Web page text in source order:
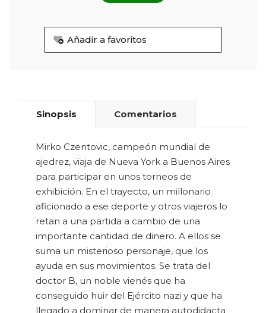
Añadir a favoritos
Sinopsis Comentarios
Mirko Czentovic, campeón mundial de
ajedrez, viaja de Nueva York a Buenos Aires
para participar en unos torneos de
exhibición. En el trayecto, un millonario
aficionado a ese deporte y otros viajeros lo
retan a una partida a cambio de una
importante cantidad de dinero. A ellos se
suma un misterioso personaje, que los
ayuda en sus movimientos. Se trata del
doctor B, un noble vienés que ha
conseguido huir del Ejército nazi y que ha
llegado a dominar de manera autodidacta